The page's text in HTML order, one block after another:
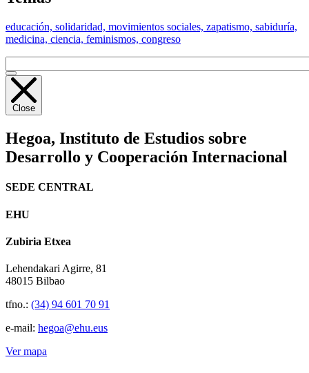
educación, solidaridad, movimientos sociales, zapatismo, sabiduría,
medicina, ciencia, feminismos, congreso
Close
Hegoa, Instituto de Estudios sobre
Desarrollo y Cooperación Internacional
SEDE CENTRAL
EHU
Zubiria Etxea
Lehendakari Agirre, 81
48015 Bilbao
tfno.: (34) 94 601 70 91
e-mail: hegoa@ehu.eus
Ver mapa